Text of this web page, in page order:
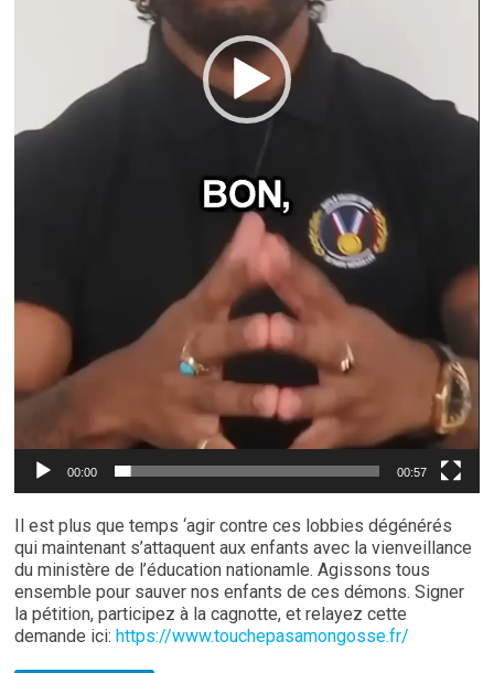
00:00 00:57
Il est plus que temps ‘agir contre ces lobbies dégénérés
qui maintenant s’attaquent aux enfants avec la vienveillance
du ministère de l’éducation nationamle. Agissons tous
ensemble pour sauver nos enfants de ces démons. Signer
la pétition, participez à la cagnotte, et relayez cette
demande ici: https://www.touchepasamongosse.fr/